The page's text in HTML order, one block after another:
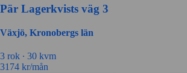
Pär Lagerkvists väg 3
Växjö, Kronobergs län
3 rok ∙ 30 kvm
3174 kr/mån